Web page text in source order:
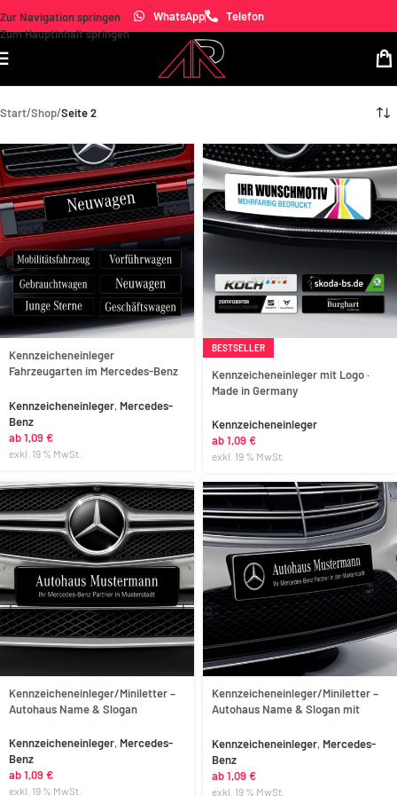
Zur Navigation springen
Zum Hauptinhalt springen
WhatsApp Telefon
Start/Shop/Seite 2
Kennzeicheneinleger
Fahrzeugarten im Mercedes-Benz
Kennzeicheneinleger, Mercedes-
Benz
ab1,09€
exkl. 19 % MwSt.
BESTSELLER
Anpassen
Kennzeicheneinleger mit Logo ·
Made in Germany
Kennzeicheneinleger
ab1,09€
exkl. 19 % MwSt.
Anpassen
Kennzeicheneinleger/Miniletter –
Autohaus Name & Slogan
Kennzeicheneinleger, Mercedes-
Benz
ab1,09€
exkl. 19 % MwSt.
Anpassen
Kennzeicheneinleger/Miniletter –
Autohaus Name & Slogan mit
Kennzeicheneinleger, Mercedes-
Benz
ab1,09€
exkl. 19 % MwSt.